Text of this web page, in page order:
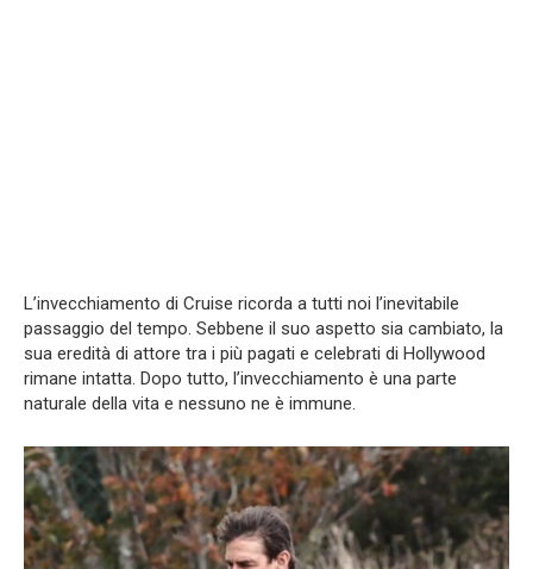
L’invecchiamento di Cruise ricorda a tutti noi l’inevitabile
passaggio del tempo. Sebbene il suo aspetto sia cambiato, la
sua eredità di attore tra i più pagati e celebrati di Hollywood
rimane intatta. Dopo tutto, l’invecchiamento è una parte
naturale della vita e nessuno ne è immune.